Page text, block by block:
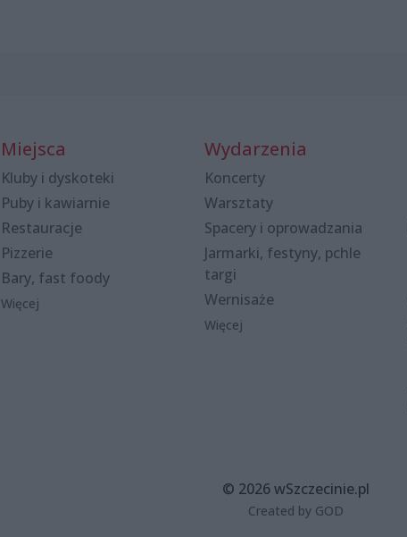
Miejsca
Kluby i dyskoteki
Puby i kawiarnie
Restauracje
Pizzerie
Bary, fast foody
Więcej
Wydarzenia
Koncerty
Warsztaty
Spacery i oprowadzania
Jarmarki, festyny, pchle
targi
Wernisaże
Więcej
© 2026 wSzczecinie.pl
Created by GOD